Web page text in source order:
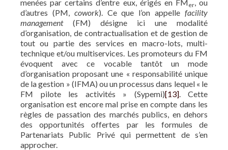
menées par certains d’entre eux, érigés en FMer, ou
d’autres (PM, cowork). Ce que l’on appellefacility
management(FM) désigne ici une modalité
d’organisation, de contractualisation et de gestion de
tout ou partie des services en macro-lots, multi-
technique et/ou multiservices. Les promoteurs du FM
évoquent avec ce vocable tantôt un mode
d’organisation proposant une « responsabilité unique
de la gestion » (IFMA) ou un processus dans lequel « le
FM pilote les activités » (Sypemi)[13]. Cette
organisation est encore mal prise en compte dans les
règles de passation des marchés publics, en dehors
des opportunités offertes par les formules de
Partenariats Public Privé qui permettent de s’en
approcher.